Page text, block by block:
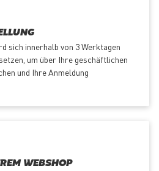
sich innerhalb von 3 Werktagen
um über Ihre geschäftlichen
und Ihre Anmeldung
WEBSHOP